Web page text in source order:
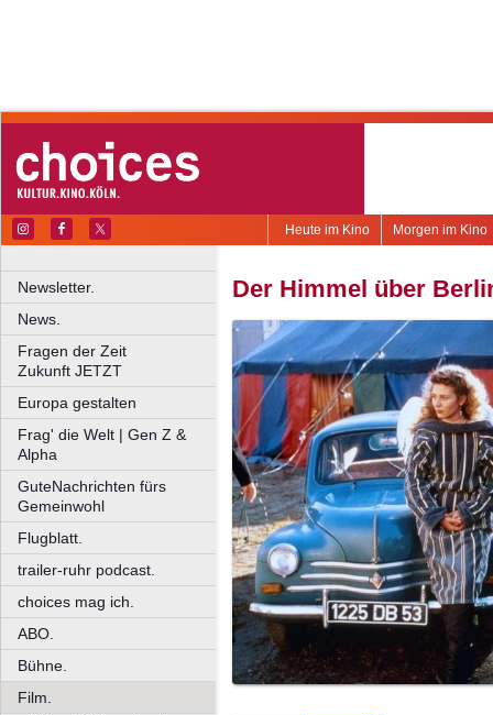
Morgen im Kino
Heute im Kino
Newsletter.
News.
Fragen der Zeit
Zukunft JETZT
Europa gestalten
Frag' die Welt | Gen Z &
Alpha
GuteNachrichten fürs
Gemeinwohl
Flugblatt.
trailer-ruhr podcast.
choices mag ich.
ABO.
Bühne.
Film.
Der Himmel über